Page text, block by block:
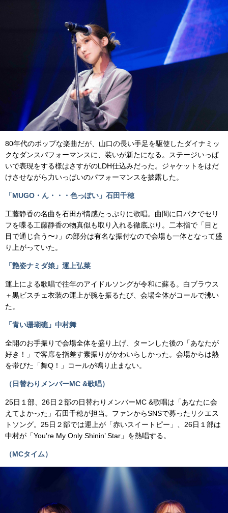
80年代のポップな楽曲だが、山口の長い手足を駆使したダイナミッ
クなダンスパフォーマンスに、装いが新たになる。ステージいっぱ
いで表現をする様はさすがのLDH仕込みだった。ジャケットをはだ
けさせながら力いっぱいのパフォーマンスを披露した。
「MUGO・ん・・・色っぽい」石田千穂
工藤静香の名曲を石田が情感たっぷりに歌唱。曲間に口パクでセリ
フを喋る工藤静香の物真似も取り入れる徹底ぶり。二本指で「目と
目で通じ合う〜♪」の部分は有名な振付なので会場も一体となって盛
り上がっていた。
「艶姿ナミダ娘」運上弘菜
運上による歌唱で往年のアイドルソングが令和に蘇る。白ブラウス
＋黒ビスチェ衣装の運上が腕を振るたび、会場全体がコールで沸い
た。
「青い珊瑚礁」中村舞
全開のお手振りで会場全体を盛り上げ、ターンした後の「あなたが
好き！」で客席を指差す素振りがかわいらしかった。会場からは熱
を帯びた「舞Q！」コールが鳴り止まない。
（日替わりメンバーMC &歌唱）
25日１部、26日２部の日替わりメンバーMC &歌唱は「あなたに会
えてよかった」石田千穂が担当。ファンからSNSで募ったリクエス
トソング。25日２部では運上が「赤いスイートピー」、26日１部は
中村が「You’re My Only Shinin’ Star」を熱唱する。
（MCタイム）